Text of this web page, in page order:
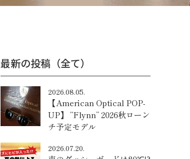
最新の投稿（全て）
2026.08.05.
【American Optical POP-
UP】 “Flynn” 2026秋ローン
チ予定モデル
2026.07.20.